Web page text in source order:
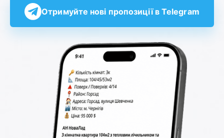
Отримуйте нові пропозиції в Telegram